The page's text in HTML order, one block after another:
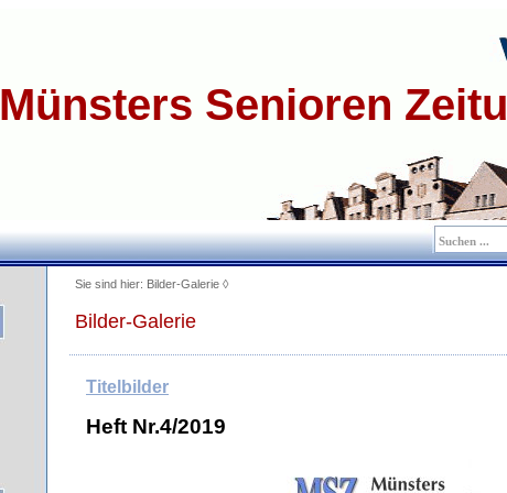
Münsters Senioren
Sie sind hier: Bilder-Galerie ◊
Bilder-Galerie
Titelbilder
Heft Nr.4/2019